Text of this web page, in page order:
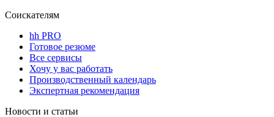
Соискателям
hh PRO
Готовое резюме
Все сервисы
Хочу у вас работать
Производственный календарь
Экспертная рекомендация
Новости и статьи